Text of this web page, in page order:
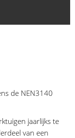
de NEN3140
jaarlijks te
van een